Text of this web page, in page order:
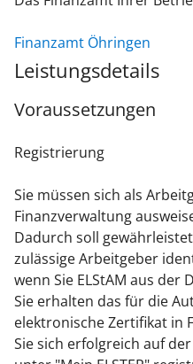
Finanzamt Öhringen
Leistungsdetails
Voraussetzungen
Registrierung
Sie müssen sich als
Finanzverwaltung
Dadurch soll
zulässige Arbeitgeber
wenn Sie ELStAM aus
Sie erhalten das für die
elektronische Zertifikat in
Sie sich erfolgreich auf